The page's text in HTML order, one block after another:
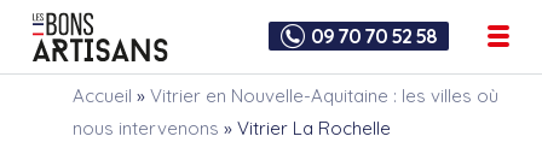
09 70 70 52 58
Accueil » Vitrier en Nouvelle-Aquitaine : les villes où
nous intervenons » Vitrier La Rochelle